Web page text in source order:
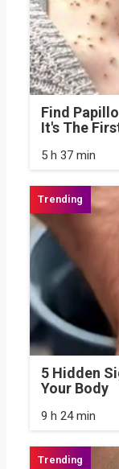
Find
It's The
5 h 37 min
5 Hidden
Your Body
9 h 24 min